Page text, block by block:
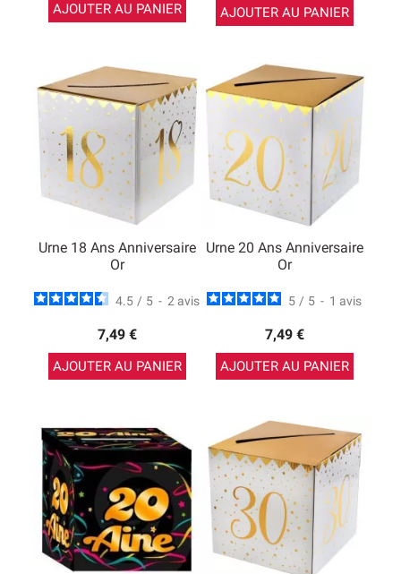
AJOUTER AU PANIER AJOUTER AU PANIER
Urne 18 Ans Anniversaire
Or
4.5 / 5 - 2 avis
7,49 €
AJOUTER AU PANIER
Urne 20 Ans Anniversaire
Or
5 / 5 - 1 avis
7,49 €
AJOUTER AU PANIER